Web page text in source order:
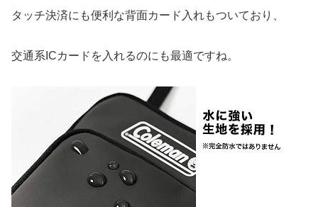
タッチ決済にも便利な背面カード入れもついており、
交通系ICカードを入れるのにも最適ですね。